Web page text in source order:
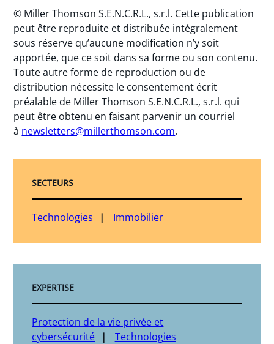
© Miller Thomson S.E.N.C.R.L., s.r.l. Cette publication
peut être reproduite et distribuée intégralement
sous réserve qu’aucune modification n’y soit
apportée, que ce soit dans sa forme ou son contenu.
Toute autre forme de reproduction ou de
distribution nécessite le consentement écrit
préalable de Miller Thomson S.E.N.C.R.L., s.r.l. qui
peut être obtenu en faisant parvenir un courriel
à newsletters@millerthomson.com.
SECTEURS
Technologies Immobilier
EXPERTISE
Protection de la vie privée et
cybersécurité
Technologies